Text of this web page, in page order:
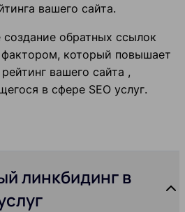
вашего сайта.
обратных ссылок
который повышает
вашего сайта ,
в сфере SEO услуг.
линкбидинг в